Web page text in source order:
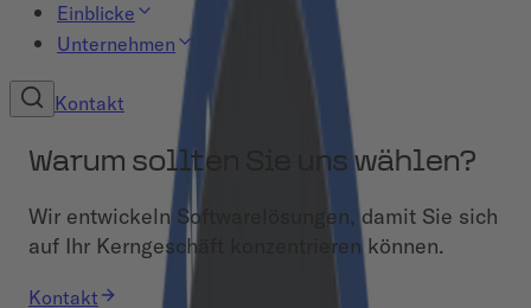
Einblicke
Unternehmen
Kontakt
Warum sollten Sie uns wählen?
Wir entwickeln Softwarelösungen, damit Sie sich
auf Ihr Kerngeschäft konzentrieren können.
Kontakt